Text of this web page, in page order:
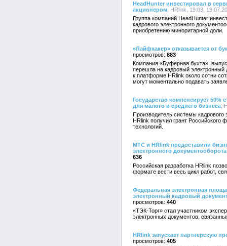
HeadHunter инвестировал в
акционером , HRlink, 19:03,
Группа компаний HeadHunter
кадрового электронного
приобретению миноритарной доли.
«Лайфхакер» отказывается от
883
Компания «Буферная бухта»,
перешла на кадровый электронный
к платформе HRlink около сотни
могут моментально подавать
Государство компенсирует
для малого и среднего бизнеса ,
Производитель системы
HRlink получил грант
технологий.
МТС и HRlink предоставили
электронного документооборота
636
Российская разработка HRlink
формате вести весь цикл работ,
Федеральная электронная
электронный кадровый
440
«ТЭК-Торг» стал участником
электронных документов,
HRlink запускает партнерскую
405